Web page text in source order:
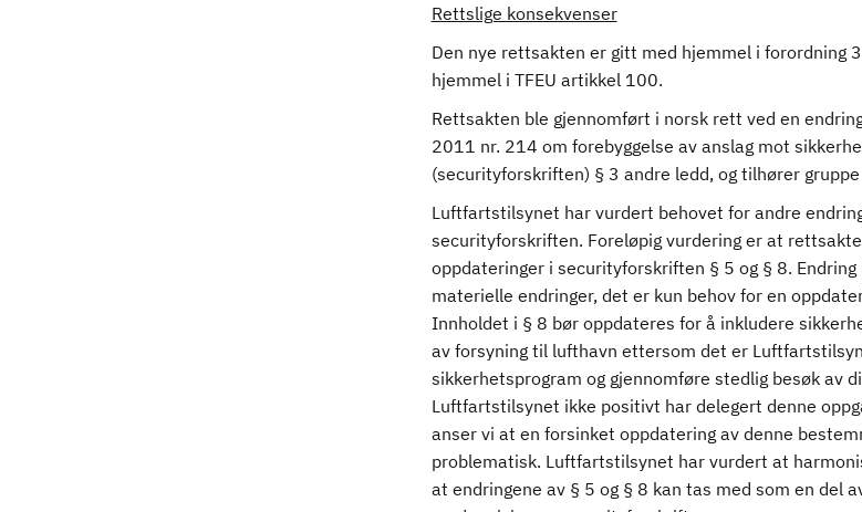
Rettslige konsekvenser
Den nye rettsakten er gitt med hjemmel i forordning
hjemmel i TFEU artikkel 100.
Rettsakten ble gjennomført i norsk rett ved en
2011 nr. 214 om forebyggelse av anslag mot
(securityforskriften) § 3 andre ledd, og tilhører
Luftfartstilsynet har vurdert behovet for andre
securityforskriften. Foreløpig vurdering er at
oppdateringer i securityforskriften § 5 og § 8.
materielle endringer, det er kun behov for en
Innholdet i § 8 bør oppdateres for å inkludere
av forsyning til lufthavn ettersom det er
sikkerhetsprogram og gjennomføre stedlig besøk av
Luftfartstilsynet ikke positivt har delegert denne
anser vi at en forsinket oppdatering av denne
problematisk. Luftfartstilsynet har vurdert at
at endringene av § 5 og § 8 kan tas med som en del